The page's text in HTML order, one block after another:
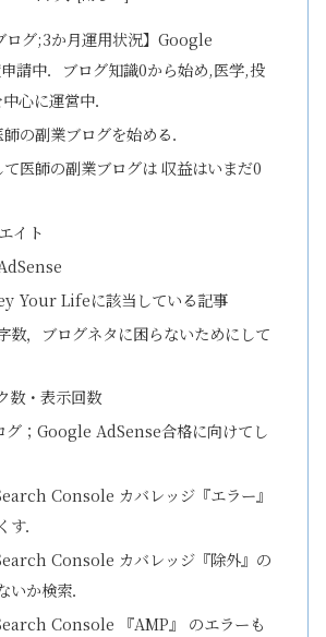
ログ;3か月運用状況】Google
請中．ブログ知識0から始め,医学,投
心に運営中．
の副業ブログを始める．
医師の副業ブログは 収益はいまだ0
イト
Your Lifeに該当している記事
数，ブログネタに困らないためにして
数・表示回数
グ；Google AdSense合格に向けてし
Console カバレッジ『エラー』
．
Console カバレッジ『除外』の
か検索．
Console 『AMP』 のエラーも